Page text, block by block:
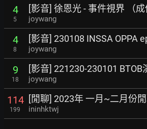
4
5
[影音] 徐恩光 - 事件視界 （
joywang
4
8
[影音] 230108 INSSA OPPA
joywang
9
18
[影音] 221230-230101 BTOB
joywang
114
199
[閒聊] 2023年 一月~二月份
ininhktwj